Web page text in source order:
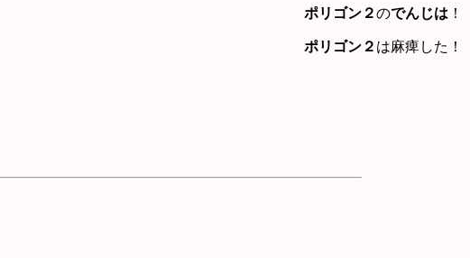
ポリゴン２のでんじは ！
ポリゴン２ は麻痺した！